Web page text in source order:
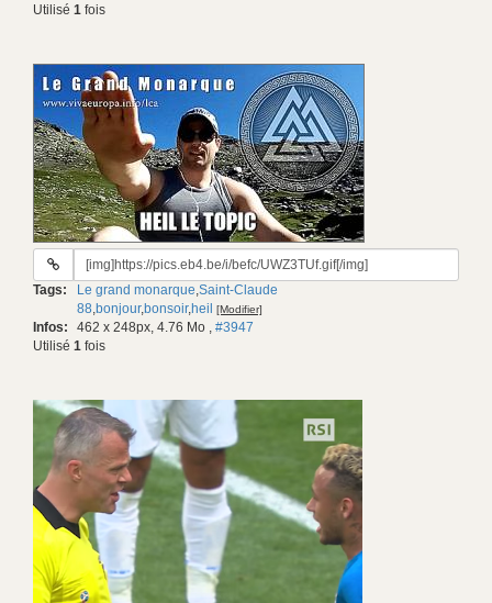
Utilisé 1 fois
URL
gif:
Tags: Le grand monarque Saint-Claude
88 bonjour,bonsoir,heil [Modifier]
Infos: 462 x 248px, 4.76 Mo
#3947
Utilisé 1 fois